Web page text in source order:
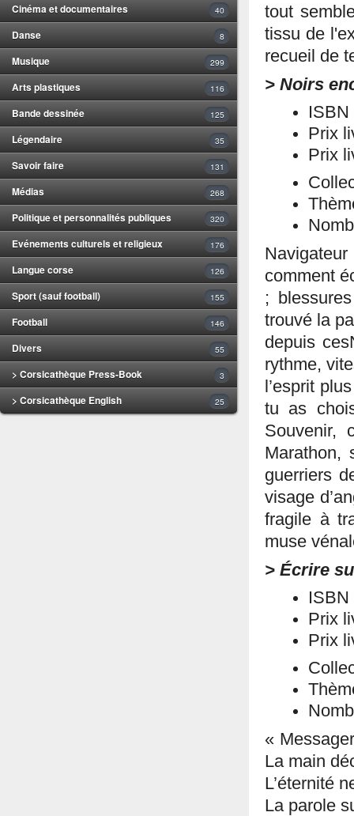
Cinéma et documentaires 40
Danse 8
Musique 299
Arts plastiques 116
Bande dessinée 125
Légendaire 35
Savoir faire 131
Médias 268
Politique et personnalités publiques 320
Evénements culturels et religieux 176
Langue corse 126
Sport (sauf football) 155
Football 146
Divers 55
> Corsicathèque Press-Book 3
> Corsicathèque English 25
tout
tissu de
recueil de
> Noirs
ISBN
Prix
Prix
comment
;
trouvé la
depuis
rythme,
l’esprit
tu as
Souvenir,
Marathon,
guerriers
visage
fragile à
muse
> Écrire
ISBN
Prix
Prix
«
La main
L’éternité
La parole